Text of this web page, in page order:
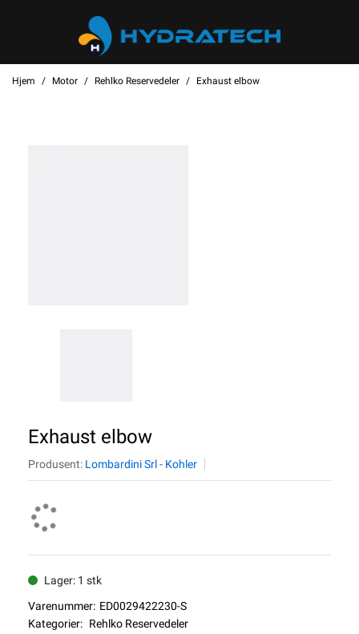
Hjem Motor Rehlko Reservedeler Exhaust elbow
Exhaust elbow
Produsent: Lombardini Srl - Kohler
Lager: 1 stk
Varenummer: ED0029422230-S
Kategorier: Rehlko Reservedeler